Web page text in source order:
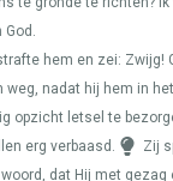
hem en zei: Zwijg!
weg, nadat hij hem in
opzicht letsel te
erg verbaasd.
Zij
dat Hij met gezag